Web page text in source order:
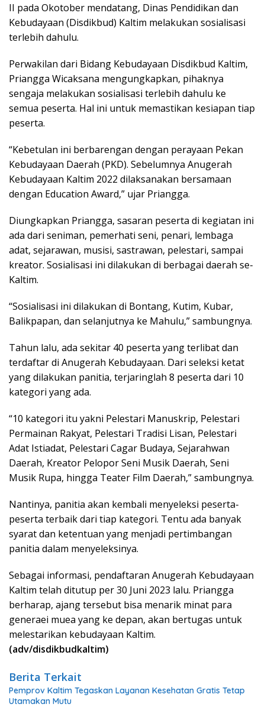
II pada Okotober mendatang, Dinas Pendidikan dan
Kebudayaan (Disdikbud) Kaltim melakukan sosialisasi
terlebih dahulu.
Perwakilan dari Bidang Kebudayaan Disdikbud Kaltim,
Priangga Wicaksana mengungkapkan, pihaknya
sengaja melakukan sosialisasi terlebih dahulu ke
semua peserta. Hal ini untuk memastikan kesiapan tiap
peserta.
“Kebetulan ini berbarengan dengan perayaan Pekan
Kebudayaan Daerah (PKD). Sebelumnya Anugerah
Kebudayaan Kaltim 2022 dilaksanakan bersamaan
dengan Education Award,” ujar Priangga.
Diungkapkan Priangga, sasaran peserta di kegiatan ini
ada dari seniman, pemerhati seni, penari, lembaga
adat, sejarawan, musisi, sastrawan, pelestari, sampai
kreator. Sosialisasi ini dilakukan di berbagai daerah se-
Kaltim.
“Sosialisasi ini dilakukan di Bontang, Kutim, Kubar,
Balikpapan, dan selanjutnya ke Mahulu,” sambungnya.
Tahun lalu, ada sekitar 40 peserta yang terlibat dan
terdaftar di Anugerah Kebudayaan. Dari seleksi ketat
yang dilakukan panitia, terjaringlah 8 peserta dari 10
kategori yang ada.
“10 kategori itu yakni Pelestari Manuskrip, Pelestari
Permainan Rakyat, Pelestari Tradisi Lisan, Pelestari
Adat Istiadat, Pelestari Cagar Budaya, Sejarahwan
Daerah, Kreator Pelopor Seni Musik Daerah, Seni
Musik Rupa, hingga Teater Film Daerah,” sambungnya.
Nantinya, panitia akan kembali menyeleksi peserta-
peserta terbaik dari tiap kategori. Tentu ada banyak
syarat dan ketentuan yang menjadi pertimbangan
panitia dalam menyeleksinya.
Sebagai informasi, pendaftaran Anugerah Kebudayaan
Kaltim telah ditutup per 30 Juni 2023 lalu. Priangga
berharap, ajang tersebut bisa menarik minat para
generaei muea yang ke depan, akan bertugas untuk
melestarikan kebudayaan Kaltim.
(adv/disdikbudkaltim)
Berita Terkait
Pemprov Kaltim Tegaskan Layanan Kesehatan Gratis Tetap
Utamakan Mutu